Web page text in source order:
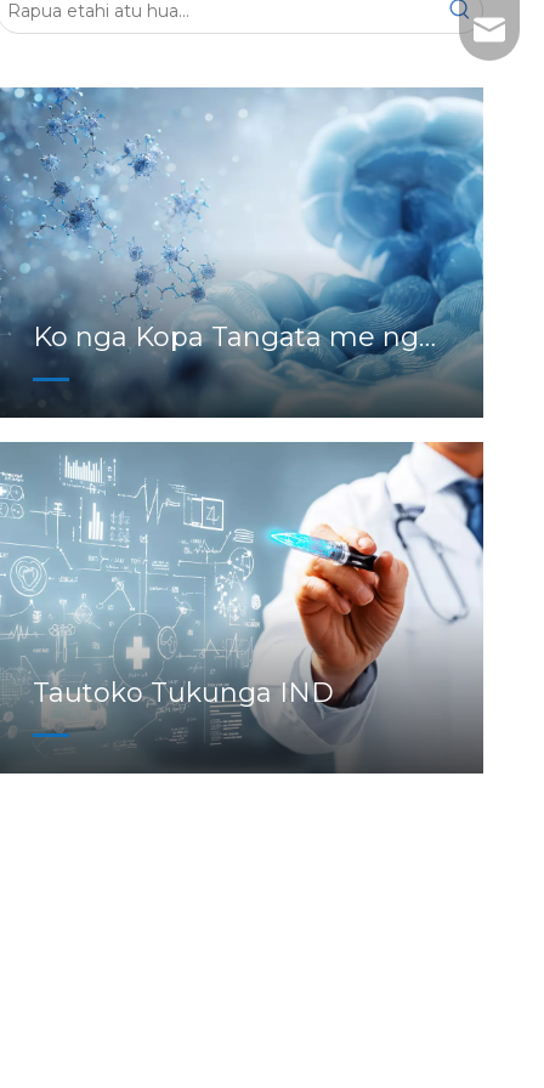
Ko nga Kopa Tangata me nga
Tauira Ex Vivo
Tautoko Tukunga IND
+86-